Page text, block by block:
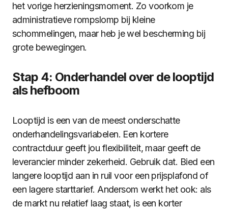
het vorige herzieningsmoment. Zo voorkom je
administratieve rompslomp bij kleine
schommelingen, maar heb je wel bescherming bij
grote bewegingen.
Stap 4: Onderhandel over de looptijd
als hefboom
Looptijd is een van de meest onderschatte
onderhandelingsvariabelen. Een kortere
contractduur geeft jou flexibiliteit, maar geeft de
leverancier minder zekerheid. Gebruik dat. Bied een
langere looptijd aan in ruil voor een prijsplafond of
een lagere starttarief. Andersom werkt het ook: als
de markt nu relatief laag staat, is een korter